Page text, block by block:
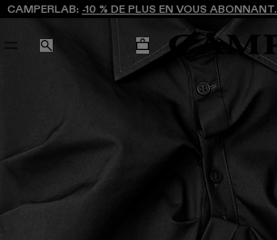
CAMPERLAB: -10 % DE PLUS EN VOUS ABONNANT.
RECHERCHE PANIER